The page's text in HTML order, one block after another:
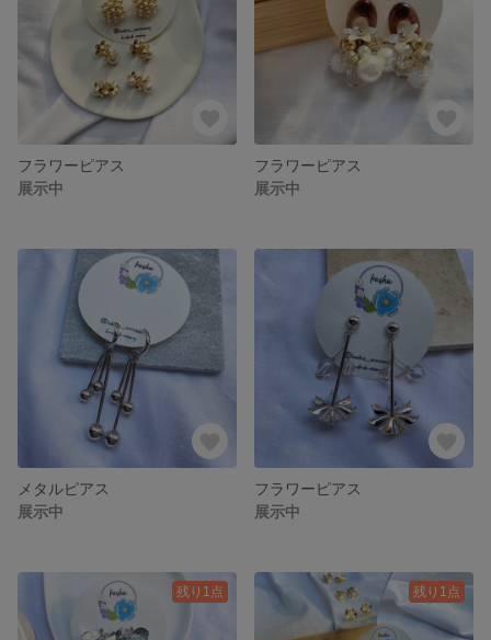
フラワーピアス
展示中
フラワーピアス
展示中
メタルピアス
展示中
フラワーピアス
展示中
残り1点 残り1点